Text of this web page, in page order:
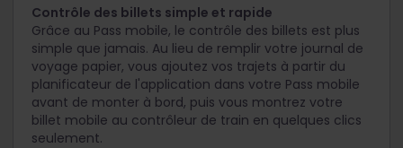
Contrôle des billets simple et rapide
Grâce au Pass mobile, le contrôle des billets est plus
simple que jamais. Au lieu de remplir votre journal de
voyage papier, vous ajoutez vos trajets à partir du
planificateur de l'application dans votre Pass mobile
avant de monter à bord, puis vous montrez votre
billet mobile au contrôleur de train en quelques clics
seulement.